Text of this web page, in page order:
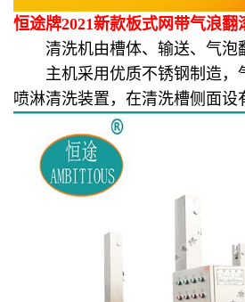
恒途牌2021新款板式网带气浪翻
清洗机由槽体、输送、气泡翻
主机采用优质不锈钢制造，气
喷淋清洗装置，在清洗槽侧面设